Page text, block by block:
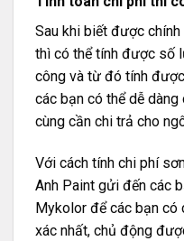
Sau khi biết được
thì có thể tính được số
công và từ đó tính
các bạn có thể dễ
cùng cần chi trả cho
Với cách tính chi phí
Anh Paint gửi đến các
Mykolor để các bạn có
xác nhất, chủ động